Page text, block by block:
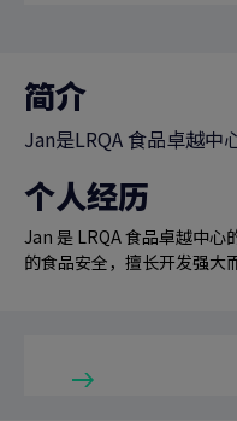
简介
Jan是LRQA 食品卓越中
个人经历
Jan 是 LRQA 食品卓越中心
的食品安全，擅长开发强大